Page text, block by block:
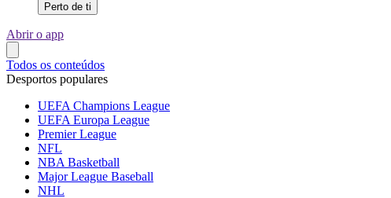
Perto de ti
Abrir o app
Todos os conteúdos
Desportos populares
UEFA Champions League
UEFA Europa League
Premier League
NFL
NBA Basketball
Major League Baseball
NHL